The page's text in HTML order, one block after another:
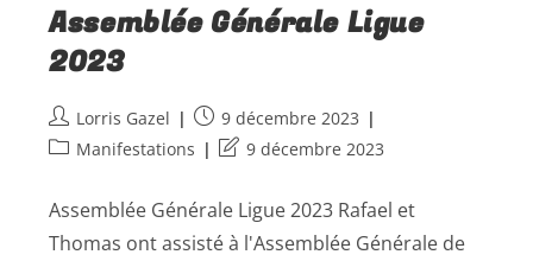
Assemblée Générale Ligue
2023
Lorris Gazel
9 décembre 2023
Manifestations
9 décembre 2023
Assemblée Générale Ligue 2023 Rafael et
Thomas ont assisté à l'Assemblée Générale de